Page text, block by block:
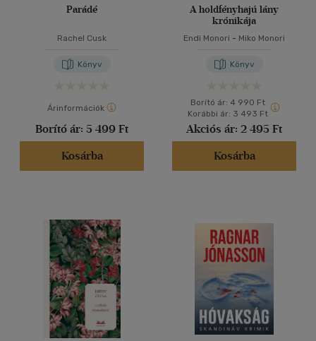
Parádé
Rachel Cusk
Könyv
Árinformációk
Borító ár: 5 499 Ft
Kosárba
A holdfényhajú lány
krónikája
Endi Monori - Miko Monori
Könyv
Borító ár: 4 990 Ft
Korábbi ár: 3 493 Ft
Akciós ár: 2 495 Ft
Kosárba